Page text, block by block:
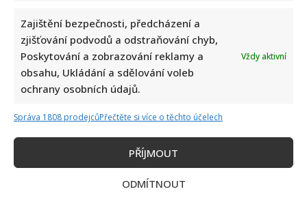
Zajištění bezpečnosti, předcházení a
zjišťování podvodů a odstraňování chyb,
Poskytování a zobrazování reklamy a
obsahu, Ukládání a sdělování voleb
ochrany osobních údajů.
Vždy aktivní
Správa 1808 prodejcůPřečtěte si více o těchto účelech
PŘÍJMOUT
ODMÍTNOUT
Napsat komentář
Vaše e-mailová adresa nebude zveřejněna.
Vyžadované informace jsou označeny
Komentář*